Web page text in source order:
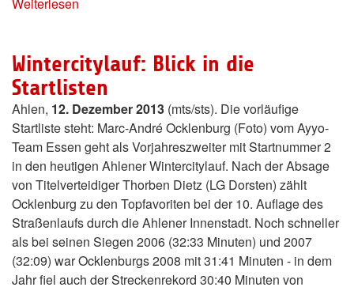
Wintercitylauf: Blick in die
Startlisten
Ahlen, 12. Dezember 2013 (mts/sts). Die vorläufige
Startliste steht: Marc-André Ocklenburg (Foto) vom Ayyo-
Team Essen geht als Vorjahreszweiter mit Startnummer 2
in den heutigen Ahlener Wintercitylauf. Nach der Absage
von Titelverteidiger Thorben Dietz (LG Dorsten) zählt
Ocklenburg zu den Topfavoriten bei der 10. Auflage des
Straßenlaufs durch die Ahlener Innenstadt. Noch schneller
als bei seinen Siegen 2006 (32:33 Minuten) und 2007
(32:09) war Ocklenburgs 2008 mit 31:41 Minuten - in dem
Jahr fiel auch der Streckenrekord 30:40 Minuten von